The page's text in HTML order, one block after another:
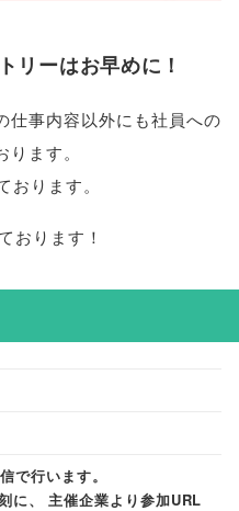
リーはお早めに！
仕事内容以外にも社員への
ります。
おります。
おります！
で行います。
に、
主催企業より参加URL